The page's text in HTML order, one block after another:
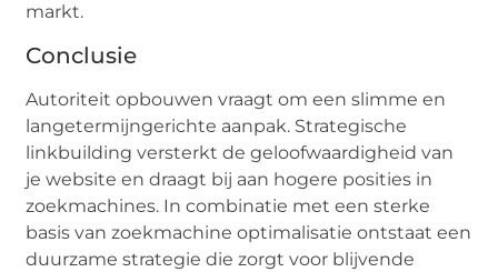
markt.
Conclusie
Autoriteit opbouwen vraagt om een slimme en
langetermijngerichte aanpak. Strategische
linkbuilding versterkt de geloofwaardigheid van
je website en draagt bij aan hogere posities in
zoekmachines. In combinatie met een sterke
basis van zoekmachine optimalisatie ontstaat een
duurzame strategie die zorgt voor blijvende